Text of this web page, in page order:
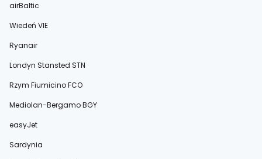
airBaltic
Wiedeń VIE
Ryanair
Londyn Stansted STN
Rzym Fiumicino FCO
Mediolan-Bergamo BGY
easyJet
Sardynia